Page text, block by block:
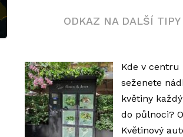
ODKAZ NA DALŠÍ TIPY
Kde v centru
seženete
květiny
do půlnoci?
Květinový